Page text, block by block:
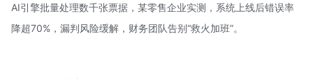
AI引擎批量处理数千张票据，某零售企业实测，系统上线后错误率
降超70%，漏判风险缓解，财务团队告别“救火加班”。